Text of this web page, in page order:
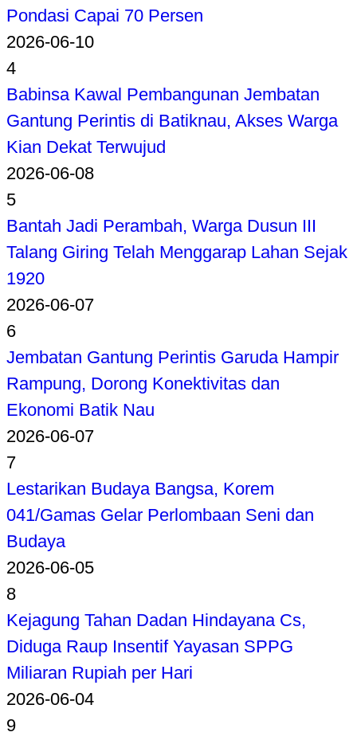
Pondasi Capai 70 Persen
2026-06-10
4
Babinsa Kawal Pembangunan Jembatan
Gantung Perintis di Batiknau, Akses Warga
Kian Dekat Terwujud
2026-06-08
5
Bantah Jadi Perambah, Warga Dusun III
Talang Giring Telah Menggarap Lahan Sejak
1920
2026-06-07
6
Jembatan Gantung Perintis Garuda Hampir
Rampung, Dorong Konektivitas dan
Ekonomi Batik Nau
2026-06-07
7
Lestarikan Budaya Bangsa, Korem
041/Gamas Gelar Perlombaan Seni dan
Budaya
2026-06-05
8
Kejagung Tahan Dadan Hindayana Cs,
Diduga Raup Insentif Yayasan SPPG
Miliaran Rupiah per Hari
2026-06-04
9